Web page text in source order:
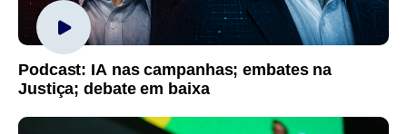
Podcast: IA nas campanhas; embates na
Justiça; debate em baixa